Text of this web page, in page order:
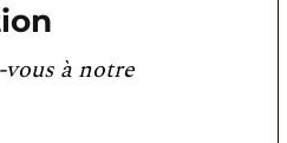
à notre